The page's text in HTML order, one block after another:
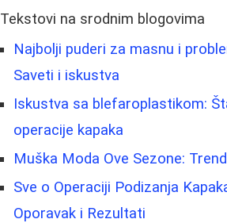
Tekstovi na srodnim blogovima
Najbolji puderi za masnu i
Saveti i iskustva
Iskustva sa blefaroplastikom:
operacije kapaka
Muška Moda Ove Sezone:
Sve o Operaciji Podizanja
Oporavak i Rezultati